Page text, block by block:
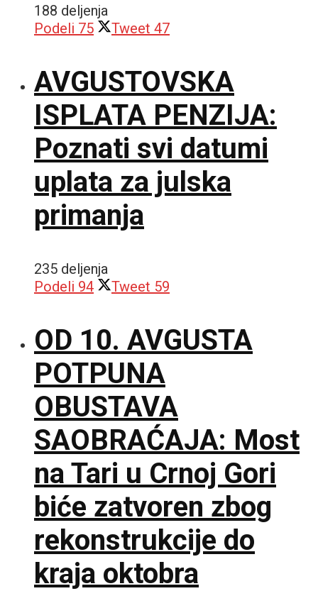
188 deljenja
Podeli 75 Tweet 47
AVGUSTOVSKA
ISPLATA PENZIJA:
Poznati svi datumi
uplata za julska
primanja
235 deljenja
Podeli 94 Tweet 59
OD 10. AVGUSTA
POTPUNA
OBUSTAVA
SAOBRAĆAJA: Most
na Tari u Crnoj Gori
biće zatvoren zbog
rekonstrukcije do
kraja oktobra